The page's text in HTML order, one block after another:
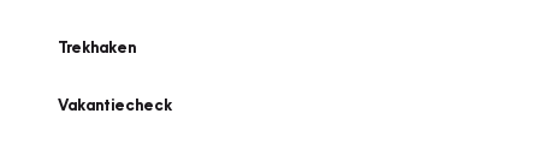
Trekhaken
Vakantiecheck